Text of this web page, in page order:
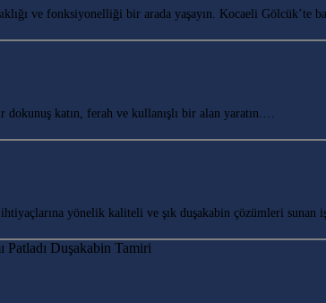
ve fonksiyonelliği bir arada yaşayın. Kocaeli Gölcük’te
katın, ferah ve kullanışlı bir alan yaratın.…
yönelik kaliteli ve şık duşakabin çözümleri sunan